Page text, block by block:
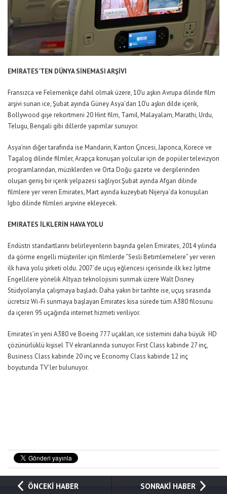
EMİRATES’TEN DÜNYA SİNEMASI ARŞİVİ
Fransızca ve Felemenkçe dahil olmak üzere, 10’u aşkın Avrupa dilinde film
arşivi sunan ice, Şubat ayında Güney Asya’dan 10’u aşkın dilde içerik,
Bollywood gişe rekortmeni 20 Hint film, Tamil, Malayalam, Marathi, Urdu,
Telugu, Bengali gibi dillerde yapımlar sunuyor.
Asya’nın diğer tarafında ise Mandarin, Kanton Çincesi, Japonca, Korece ve
Tagalog dilinde filmler, Arapça konuşan yolcular için de popüler televizyon
programlarından, müziklerden ve Orta Doğu gazete ve dergilerinden
oluşan geniş bir içerik yelpazesi sağlıyor.Şubat ayında Afgan dilinde
filmlere yer veren Emirates, Mart ayında kuzeybatı Nijerya’da konuşulan
Igbo dilinde filmleri arşivine ekleyecek.
EMIRATES İLKLERİN HAVA YOLU
Endüstri standartlarını belirleyenlerin başında gelen Emirates, 2014 yılında
da görme engelli müşteriler için filmlerde “Sesli Betimlemelere” yer veren
ilk hava yolu şirketi oldu. 2007’de uçuş eğlencesi içerisinde ilk kez İşitme
Engellilere yönelik Altyazı teknolojisini sunmak üzere Walt Disney
Stüdyolarıyla çalışmaya başladı. Daha yakın bir tarihte ise, uçuş sırasında
ücretsiz Wi-Fi sunmaya başlayan Emirates kısa sürede tüm A380 filosunu
da içeren 95 uçağında internet hizmeti veriliyor.
Emirates’in yeni A380 ve Boeing 777 uçakları, ice sistemini daha büyük HD
çözünürlüklü kişisel TV ekranlarında sunuyor. First Class kabinde 27 inç,
Business Class kabinde 20 inç ve Economy Class kabinde 12 inç
boyutunda TV’ler bulunuyor.
ÖNCEKİ HABER SONRAKİ HABER